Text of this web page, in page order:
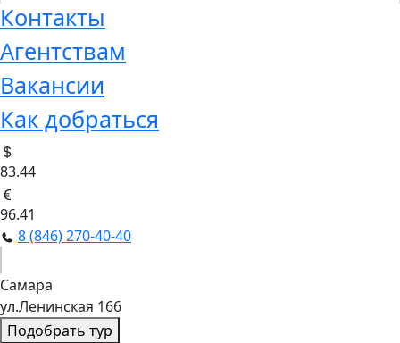
Контакты
Агентствам
Вакансии
Как добраться
83.44
96.41
8 (846) 270-40-40
Самара
ул.Ленинская 166
Подобрать тур